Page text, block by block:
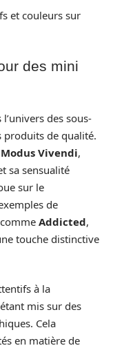
et couleurs sur
des mini
des sous-
produits de qualité.
Modus Vivendi,
sa sensualité
sur le
de
Addicted,
touche distinctive
à la
mis sur des
Cela
en matière de